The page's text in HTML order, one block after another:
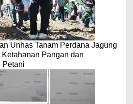
Unhas Tanam Perdana Jagung
Pangan dan
Petani